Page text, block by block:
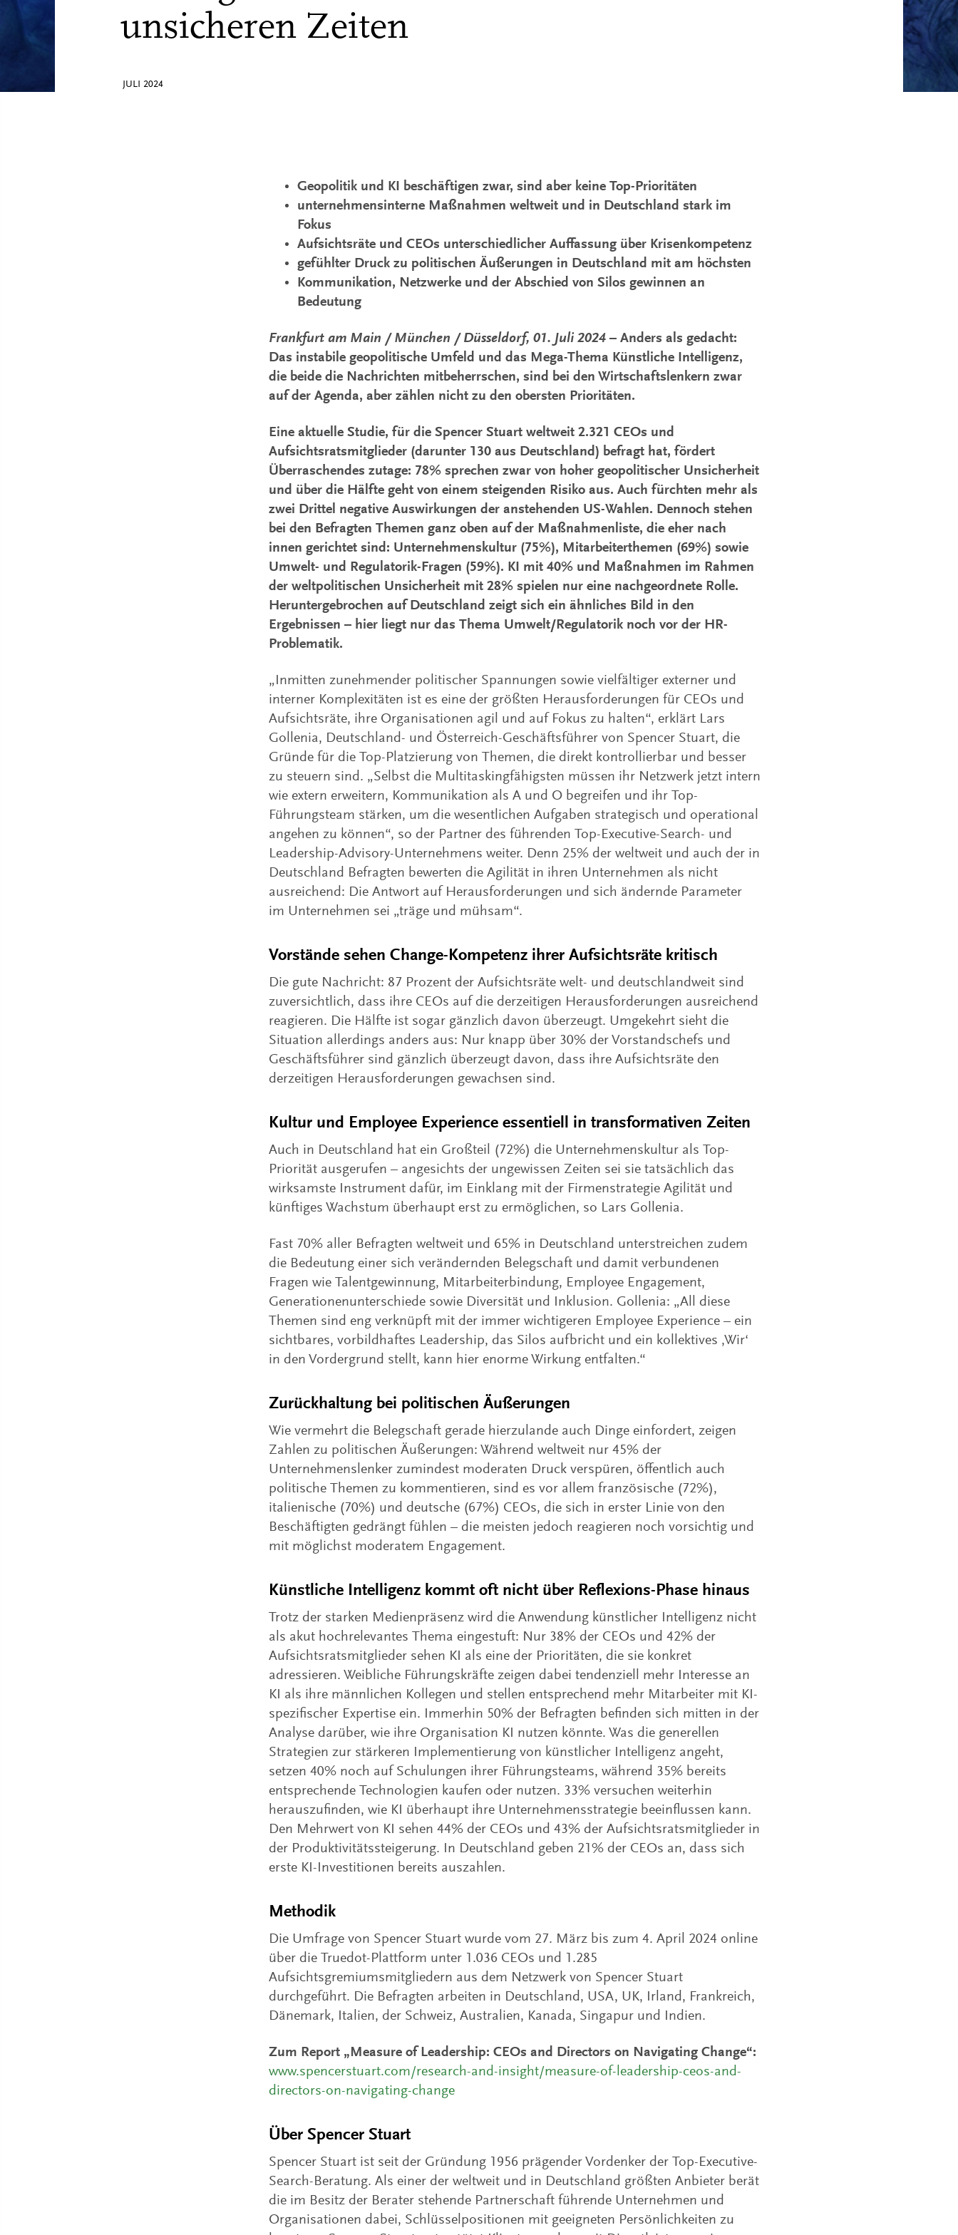
unsicheren Zeiten
JULI 2024
Geopolitik und KI beschäftigen zwar, sind aber keine Top-Prioritäten
unternehmensinterne Maßnahmen weltweit und in Deutschland stark im
Fokus
Aufsichtsräte und CEOs unterschiedlicher Auffassung über Krisenkompetenz
gefühlter Druck zu politischen Äußerungen in Deutschland mit am höchsten
Kommunikation, Netzwerke und der Abschied von Silos gewinnen an
Bedeutung
Frankfurt am Main / München / Düsseldorf, 01. Juli 2024 – Anders als gedacht:
Das instabile geopolitische Umfeld und das Mega-Thema Künstliche Intelligenz,
die beide die Nachrichten mitbeherrschen, sind bei den Wirtschaftslenkern zwar
auf der Agenda, aber zählen nicht zu den obersten Prioritäten.
Eine aktuelle Studie, für die Spencer Stuart weltweit 2.321 CEOs und
Aufsichtsratsmitglieder (darunter 130 aus Deutschland) befragt hat, fördert
Überraschendes zutage: 78% sprechen zwar von hoher geopolitischer Unsicherheit
und über die Hälfte geht von einem steigenden Risiko aus. Auch fürchten mehr als
zwei Drittel negative Auswirkungen der anstehenden US-Wahlen. Dennoch stehen
bei den Befragten Themen ganz oben auf der Maßnahmenliste, die eher nach
innen gerichtet sind: Unternehmenskultur (75%), Mitarbeiterthemen (69%) sowie
Umwelt- und Regulatorik-Fragen (59%). KI mit 40% und Maßnahmen im Rahmen
der weltpolitischen Unsicherheit mit 28% spielen nur eine nachgeordnete Rolle.
Heruntergebrochen auf Deutschland zeigt sich ein ähnliches Bild in den
Ergebnissen – hier liegt nur das Thema Umwelt/Regulatorik noch vor der HR-
Problematik.
„Inmitten zunehmender politischer Spannungen sowie vielfältiger externer und
interner Komplexitäten ist es eine der größten Herausforderungen für CEOs und
Aufsichtsräte, ihre Organisationen agil und auf Fokus zu halten“, erklärt Lars
Gollenia, Deutschland- und Österreich-Geschäftsführer von Spencer Stuart, die
Gründe für die Top-Platzierung von Themen, die direkt kontrollierbar und besser
zu steuern sind. „Selbst die Multitaskingfähigsten müssen ihr Netzwerk jetzt intern
wie extern erweitern, Kommunikation als A und O begreifen und ihr Top-
Führungsteam stärken, um die wesentlichen Aufgaben strategisch und operational
angehen zu können“, so der Partner des führenden Top-Executive-Search- und
Leadership-Advisory-Unternehmens weiter. Denn 25% der weltweit und auch der in
Deutschland Befragten bewerten die Agilität in ihren Unternehmen als nicht
ausreichend: Die Antwort auf Herausforderungen und sich ändernde Parameter
im Unternehmen sei „träge und mühsam“.
Vorstände sehen Change-Kompetenz ihrer Aufsichtsräte kritisch
Die gute Nachricht: 87 Prozent der Aufsichtsräte welt- und deutschlandweit sind
zuversichtlich, dass ihre CEOs auf die derzeitigen Herausforderungen ausreichend
reagieren. Die Hälfte ist sogar gänzlich davon überzeugt. Umgekehrt sieht die
Situation allerdings anders aus: Nur knapp über 30% der Vorstandschefs und
Geschäftsführer sind gänzlich überzeugt davon, dass ihre Aufsichtsräte den
derzeitigen Herausforderungen gewachsen sind.
Kultur und Employee Experience essentiell in transformativen Zeiten
Auch in Deutschland hat ein Großteil (72%) die Unternehmenskultur als Top-
Priorität ausgerufen – angesichts der ungewissen Zeiten sei sie tatsächlich das
wirksamste Instrument dafür, im Einklang mit der Firmenstrategie Agilität und
künftiges Wachstum überhaupt erst zu ermöglichen, so Lars Gollenia.
Fast 70% aller Befragten weltweit und 65% in Deutschland unterstreichen zudem
die Bedeutung einer sich verändernden Belegschaft und damit verbundenen
Fragen wie Talentgewinnung, Mitarbeiterbindung, Employee Engagement,
Generationenunterschiede sowie Diversität und Inklusion. Gollenia: „All diese
Themen sind eng verknüpft mit der immer wichtigeren Employee Experience – ein
sichtbares, vorbildhaftes Leadership, das Silos aufbricht und ein kollektives ‚Wir‘
in den Vordergrund stellt, kann hier enorme Wirkung entfalten.“
Zurückhaltung bei politischen Äußerungen
Wie vermehrt die Belegschaft gerade hierzulande auch Dinge einfordert, zeigen
Zahlen zu politischen Äußerungen: Während weltweit nur 45% der
Unternehmenslenker zumindest moderaten Druck verspüren, öffentlich auch
politische Themen zu kommentieren, sind es vor allem französische (72%),
italienische (70%) und deutsche (67%) CEOs, die sich in erster Linie von den
Beschäftigten gedrängt fühlen – die meisten jedoch reagieren noch vorsichtig und
mit möglichst moderatem Engagement.
Künstliche Intelligenz kommt oft nicht über Reflexions-Phase hinaus
Trotz der starken Medienpräsenz wird die Anwendung künstlicher Intelligenz nicht
als akut hochrelevantes Thema eingestuft: Nur 38% der CEOs und 42% der
Aufsichtsratsmitglieder sehen KI als eine der Prioritäten, die sie konkret
adressieren. Weibliche Führungskräfte zeigen dabei tendenziell mehr Interesse an
KI als ihre männlichen Kollegen und stellen entsprechend mehr Mitarbeiter mit KI-
spezifischer Expertise ein. Immerhin 50% der Befragten befinden sich mitten in der
Analyse darüber, wie ihre Organisation KI nutzen könnte. Was die generellen
Strategien zur stärkeren Implementierung von künstlicher Intelligenz angeht,
setzen 40% noch auf Schulungen ihrer Führungsteams, während 35% bereits
entsprechende Technologien kaufen oder nutzen. 33% versuchen weiterhin
herauszufinden, wie KI überhaupt ihre Unternehmensstrategie beeinflussen kann.
Den Mehrwert von KI sehen 44% der CEOs und 43% der Aufsichtsratsmitglieder in
der Produktivitätssteigerung. In Deutschland geben 21% der CEOs an, dass sich
erste KI-Investitionen bereits auszahlen.
Methodik
Die Umfrage von Spencer Stuart wurde vom 27. März bis zum 4. April 2024 online
über die Truedot-Plattform unter 1.036 CEOs und 1.285
Aufsichtsgremiumsmitgliedern aus dem Netzwerk von Spencer Stuart
durchgeführt. Die Befragten arbeiten in Deutschland, USA, UK, Irland, Frankreich,
Dänemark, Italien, der Schweiz, Australien, Kanada, Singapur und Indien.
Zum Report „Measure of Leadership: CEOs and Directors on Navigating Change“:
www.spencerstuart.com/research-and-insight/measure-of-leadership-ceos-and-
directors-on-navigating-change
Über Spencer Stuart
Spencer Stuart ist seit der Gründung 1956 prägender Vordenker der Top-Executive-
Search-Beratung. Als einer der weltweit und in Deutschland größten Anbieter berät
die im Besitz der Berater stehende Partnerschaft führende Unternehmen und
Organisationen dabei, Schlüsselpositionen mit geeigneten Persönlichkeiten zu